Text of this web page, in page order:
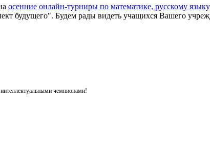
осенние онлайн-турниры по математике, русскому
будущего". Будем рады видеть учащихся Вашего
чемпионами!